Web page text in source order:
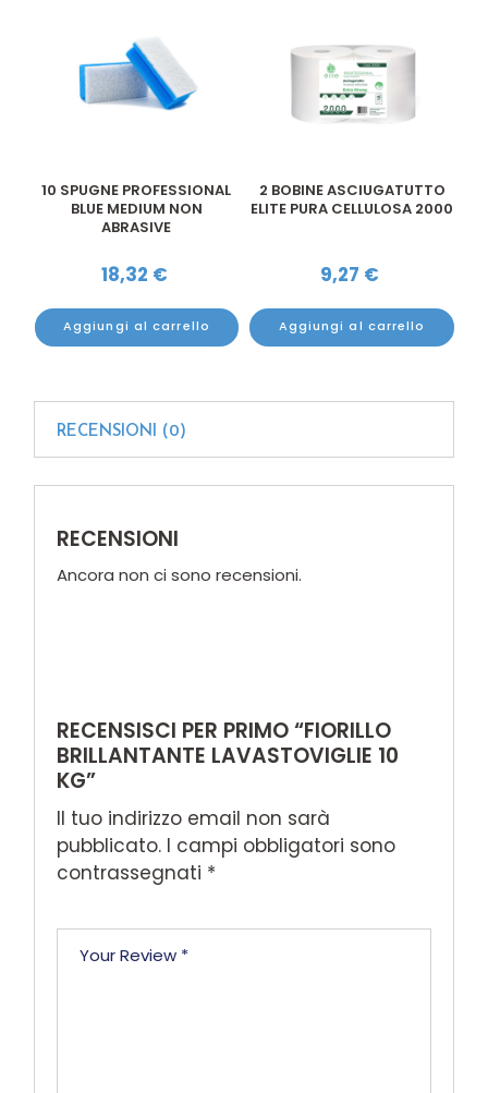
10 SPUGNE PROFESSIONAL
BLUE MEDIUM NON
ABRASIVE
18,32 €
Aggiungi al carrello
2 BOBINE ASCIUGATUTTO
ELITE PURA CELLULOSA 2000
9,27 €
Aggiungi al carrello
RECENSIONI (0)
RECENSIONI
Ancora non ci sono recensioni.
RECENSISCI PER PRIMO “FIORILLO
BRILLANTANTE LAVASTOVIGLIE 10
KG”
Il tuo indirizzo email non sarà
pubblicato. I campi obbligatori sono
contrassegnati *